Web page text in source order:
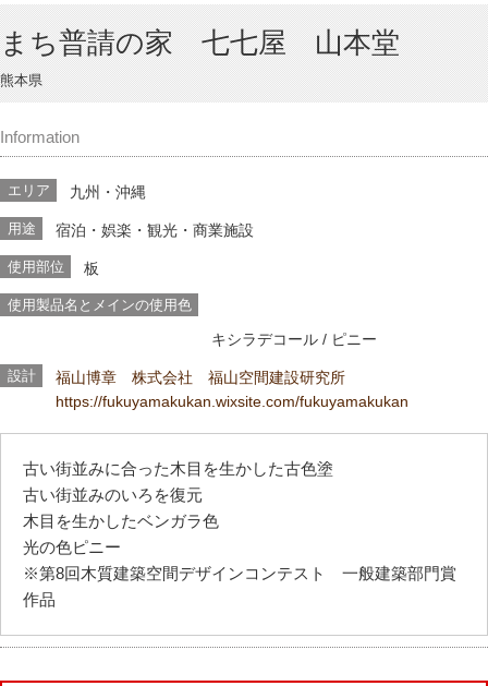
まち普請の家 七七屋 山本堂
熊本県
Information
エリア 九州・沖縄
用途 宿泊・娯楽・観光・商業施設
使用部位 板
使用製品名とメインの使用色
キシラデコール / ピニー
設計
福山博章 株式会社 福山空間建設研究所
https://fukuyamakukan.wixsite.com/fukuyamakukan
古い街並みに合った木目を生かした古色塗
古い街並みのいろを復元
木目を生かしたベンガラ色
光の色ピニー
※第8回木質建築空間デザインコンテスト 一般建築部門賞
作品